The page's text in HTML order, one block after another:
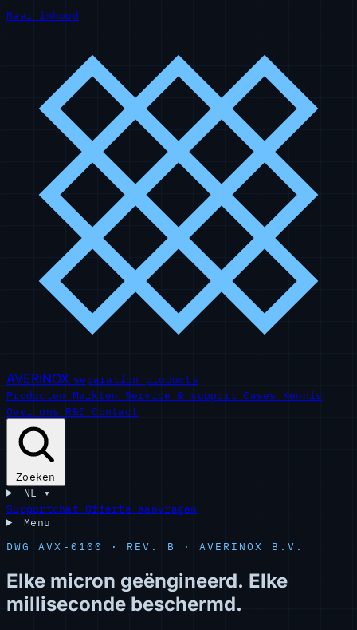
Naar inhoud
AVERINOX separation products
Producten Markten Service & support Cases Kennis
Over ons R&D Contact
Zoeken
NL ▾
SupportchatOfferte aanvragen
Menu
DWG AVX-0100 · REV. B · AVERINOX B.V.
Elke micron geëngineerd. Elke
milliseconde beschermd.